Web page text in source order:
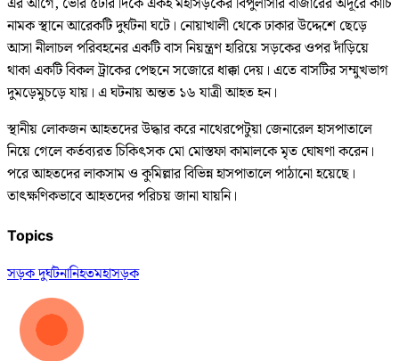
নামক স্থানে আরেকটি দুর্ঘটনা ঘটে। নোয়াখালী থেকে ঢাকার উদ্দেশে ছেড়ে
আসা নীলাচল পরিবহনের একটি বাস নিয়ন্ত্রণ হারিয়ে সড়কের ওপর দাঁড়িয়ে
থাকা একটি বিকল ট্রাকের পেছনে সজোরে ধাক্কা দেয়। এতে বাসটির সম্মুখভাগ
দুমড়েমুচড়ে যায়। এ ঘটনায় অন্তত ১৬ যাত্রী আহত হন।
স্থানীয় লোকজন আহতদের উদ্ধার করে নাথেরপেটুয়া জেনারেল হাসপাতালে
নিয়ে গেলে কর্তব্যরত চিকিৎসক মো মোস্তফা কামালকে মৃত ঘোষণা করেন।
পরে আহতদের লাকসাম ও কুমিল্লার বিভিন্ন হাসপাতালে পাঠানো হয়েছে।
তাৎক্ষণিকভাবে আহতদের পরিচয় জানা যায়নি।
Topics
সড়ক দুর্ঘটনানিহতমহাসড়ক